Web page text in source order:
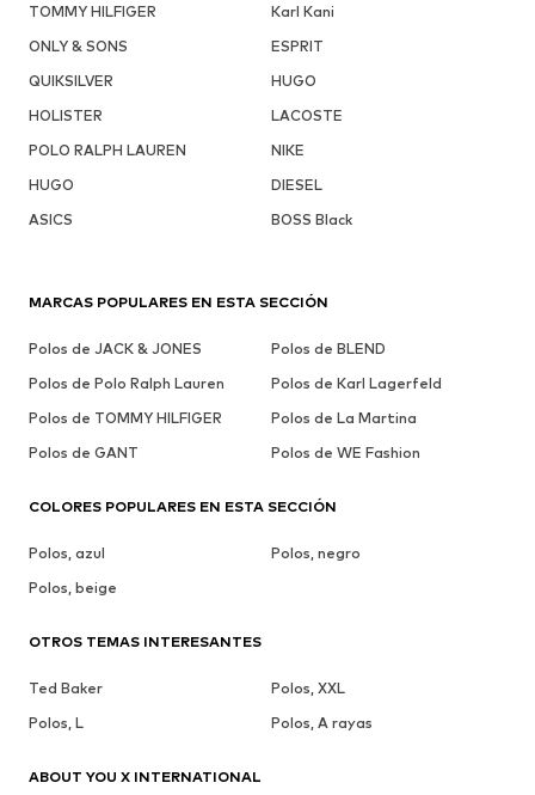
TOMMY HILFIGER
Karl Kani
ONLY & SONS
ESPRIT
QUIKSILVER
HUGO
HOLISTER
LACOSTE
POLO RALPH LAUREN
NIKE
HUGO
DIESEL
ASICS
BOSS Black
MARCAS POPULARES EN ESTA SECCIÓN
Polos de JACK & JONES
Polos de BLEND
Polos de Polo Ralph Lauren
Polos de Karl Lagerfeld
Polos de TOMMY HILFIGER
Polos de La Martina
Polos de GANT
Polos de WE Fashion
COLORES POPULARES EN ESTA SECCIÓN
Polos, azul
Polos, negro
Polos, beige
OTROS TEMAS INTERESANTES
Ted Baker
Polos, XXL
Polos, L
Polos, A rayas
ABOUT YOU X INTERNATIONAL